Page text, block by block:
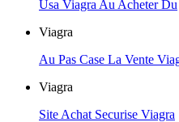
Usa Viagra Au Acheter Du
Viagra
Au Pas Case La Vente
Viagra
Site Achat Securise Viagra